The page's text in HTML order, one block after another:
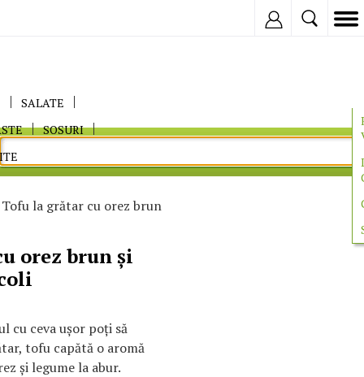
SALATE
SOSURI
la grătar cu orez brun
orez brun şi
cu ceva uşor poţi să
tofu capătă o aromă
şi legume la abur.